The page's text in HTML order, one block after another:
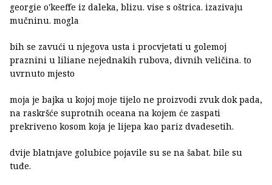
georgie o'keeffe iz daleka, blizu. vise s oštrica. izazivaju
mučninu. mogla
bih se zavući u njegova usta i procvjetati u golemoj
praznini u liliane nejednakih rubova, divnih veličina. to
uvrnuto mjesto
moja je bajka u kojoj moje tijelo ne proizvodi zvuk dok pada,
na raskršće suprotnih oceana na kojem će zaspati
prekriveno kosom koja je lijepa kao pariz dvadesetih.
dvije blatnjave golubice pojavile su se na šabat. bile su
tuđe.